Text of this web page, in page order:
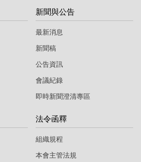
新聞與公告
最新消息
新聞稿
公告資訊
會議紀錄
即時新聞澄清專區
法令函釋
組織規程
本會主管法規